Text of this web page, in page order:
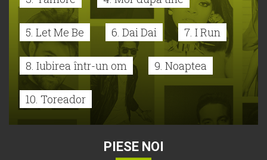
5. Let Me Be 6. Dai Dai 7. I Run
8. Iubirea într-un om 9. Noaptea
10. Toreador
PIESE NOI